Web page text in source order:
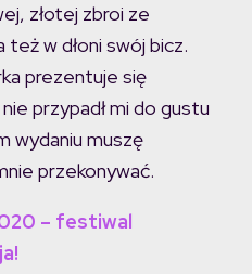
złotej zbroi ze
też w dłoni swój bicz.
prezentuje się
przypadł mi do gustu
wydaniu muszę
przekonywać.
– festiwal